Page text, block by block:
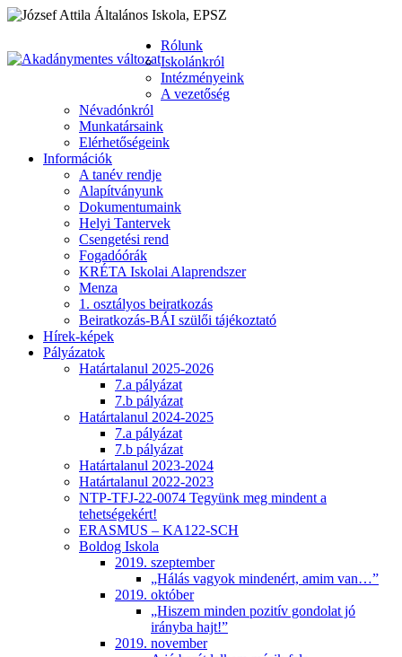
Rólunk
Iskolánkról
Intézményeink
A vezetőség
Névadónkról
Munkatársaink
Elérhetőségeink
Információk
A tanév rendje
Alapítványunk
Dokumentumaink
Helyi Tantervek
Csengetési rend
Fogadóórák
KRÉTA Iskolai Alaprendszer
Menza
1. osztályos beiratkozás
Beiratkozás-BÁI szülői tájékoztató
Hírek-képek
Pályázatok
Határtalanul 2025-2026
7.a pályázat
7.b pályázat
Határtalanul 2024-2025
7.a pályázat
7.b pályázat
Határtalanul 2023-2024
Határtalanul 2022-2023
NTP-TFJ-22-0074 Tegyünk meg mindent a
tehetségekért!
ERASMUS – KA122-SCH
Boldog Iskola
2019. szeptember
„Hálás vagyok mindenért, amim van…”
2019. október
„Hiszem minden pozitív gondolat jó
irányba hajt!”
2019. november